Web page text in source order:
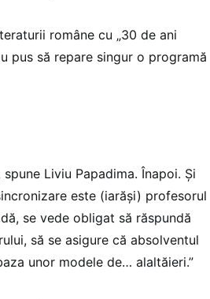
române cu „30 de ani
pus să repare singur o programă
Liviu Papadima. Înapoi. Și
este (iarăși) profesorul
se vede obligat să răspundă
să se asigure că absolventul
unor modele de… alaltăieri.”